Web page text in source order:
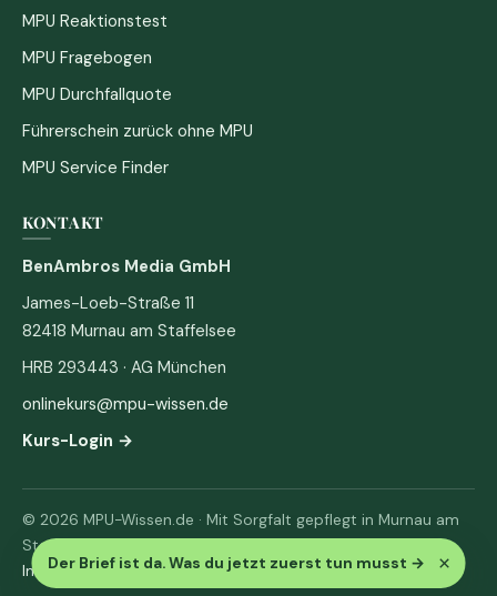
Der Brief ist da. Was du jetzt zuerst tun musst → ×
MPU Reaktionstest
MPU Fragebogen
MPU Durchfallquote
Führerschein zurück ohne MPU
MPU Service Finder
KONTAKT
BenAmbros Media GmbH
James-Loeb-Straße 11
82418 Murnau am Staffelsee
HRB 293443 · AG München
onlinekurs@mpu-wissen.de
Kurs-Login →
© 2026 MPU-Wissen.de · Mit Sorgfalt gepflegt in Murnau am
Staffelsee
Impressum· Datenschutz & AGB